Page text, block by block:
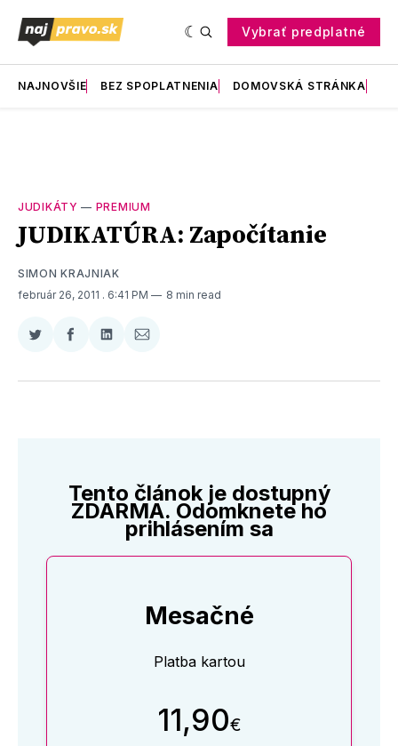
Vybrať predplatné
NAJNOVŠIE BEZ SPOPLATNENIA DOMOVSKÁ STRÁNKA
JUDIKÁTY — PREMIUM
JUDIKATÚRA: Započítanie
SIMON KRAJNIAK
február 26, 2011 . 6:41 PM 8 min read
Zdieľať
Twitter
Zdieľať
Facebooku
Zdieľať
LinkedIne
Zdieľať
E-
Tento článok je dostupný
ZDARMA. Odomknete ho
prihlásením sa
Mesačné
Platba kartou
11,90€